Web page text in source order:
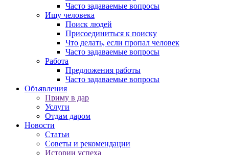
Часто задаваемые вопросы
Ищу человека
Поиск людей
Присоединиться к поиску
Что делать, если пропал человек
Часто задаваемые вопросы
Работа
Предложения работы
Часто задаваемые вопросы
Объявления
Приму в дар
Услуги
Отдам даром
Новости
Статьи
Советы и рекомендации
Истории успеха